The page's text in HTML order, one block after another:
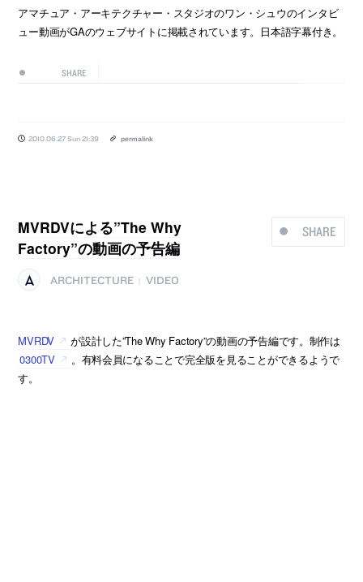
アマチュア・アーキテクチャー・スタジオのワン・シュウのインタビ
ュー動画がGAのウェブサイトに掲載されています。日本語字幕付き。
SHARE
2010.06.27 Sun 21:39 permalink
SHARE
MVRDVによる”The Why
Factory”の動画の予告編
ARCHITECTURE VIDEO
MVRDV
が設計した”The Why Factory”の動画の予告編です。制作は
0300TV
。有料会員になることで完全版を見ることができるようで
す。